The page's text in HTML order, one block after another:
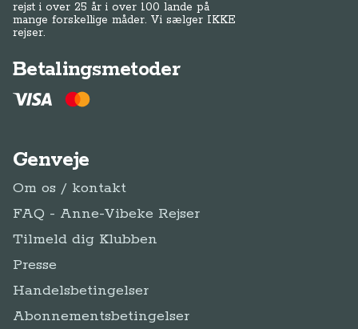
rejst i over 25 år i over 100 lande på
mange forskellige måder. Vi sælger IKKE
rejser.
Betalingsmetoder
Genveje
Om os / kontakt
FAQ - Anne-Vibeke Rejser
Tilmeld dig Klubben
Presse
Handelsbetingelser
Abonnementsbetingelser